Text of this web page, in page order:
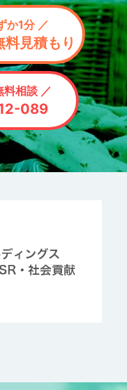
か1分 ／
見積もり
料相談 ／
089